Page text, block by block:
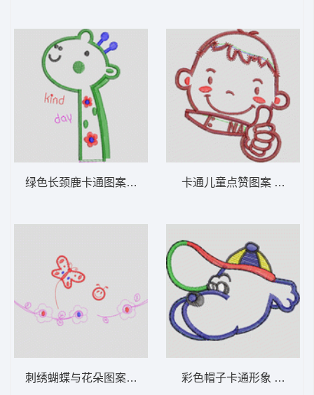
绿色长颈鹿卡通图案 卡通童装章标贴布
刺绣蝴蝶与花朵图案 卡通童装章标贴布
卡通儿童点赞
彩色帽子卡通